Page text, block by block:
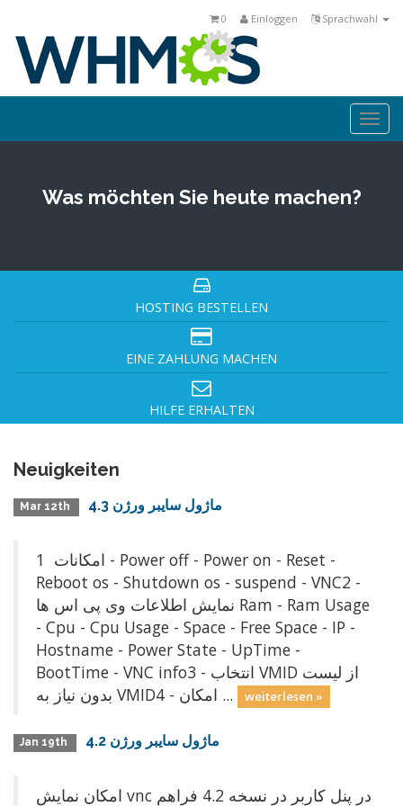
Sprachwahl
Einloggen
0
Was möchten Sie heute machen?
HOSTING BESTELLEN
EINE ZAHLUNG MACHEN
HILFE ERHALTEN
Neuigkeiten
Mar 12th ماژول سايبر ورژن 4.3
امکانات 1 - Power off - Power on - Reset -
Reboot os - Shutdown os - suspend - VNC2 -
نمایش اطلاعات وی پی اس ها Ram - Ram Usage
- Cpu - Cpu Usage - Space - Free Space - IP -
Hostname - Power State - UpTime -
BootTime - VNC info3 - انتخاب VMID از لیست
بدون نياز به VMID4 - امکان ...
weiterlesen »
Jan 19th ماژول سايبر ورژن 4.2
امكان نمايش vnc در پنل كاربر در نسخه 4.2 فراهم